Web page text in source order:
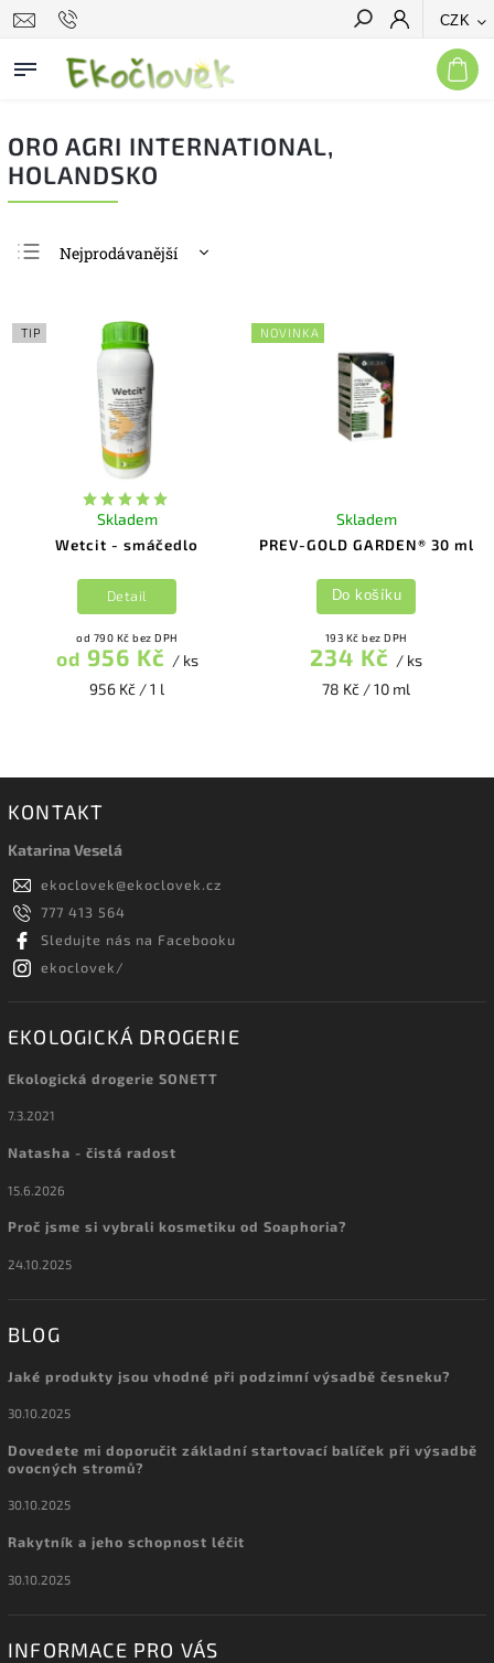
CZK
Hledat
ORO AGRI INTERNATIONAL,
HOLANDSKO
Nejprodávanější
Nejdražší
Abecedně
TIP
Wetcit - smáčedlo
Skladem
od 790 Kč bez DPH
od 956 Kč / ks
956 Kč / 1 l
Detail
NOVINKA
PREV-GOLD GARDEN® 30 ml
Skladem
193 Kč bez DPH
234 Kč / ks
78 Kč / 10 ml
Do košíku
KONTAKT
Katarina Veselá
ekoclovek@ekoclovek.cz
777 413 564
Sledujte nás na Facebooku
ekoclovek/
EKOLOGICKÁ DROGERIE
Ekologická drogerie SONETT
7.3.2021
Natasha - čistá radost
15.6.2026
Proč jsme si vybrali kosmetiku od Soaphoria?
24.10.2025
BLOG
Jaké produkty jsou vhodné při podzimní výsadbě česneku?
30.10.2025
Dovedete mi doporučit základní startovací balíček při výsadbě
ovocných stromů?
30.10.2025
Rakytník a jeho schopnost léčit
30.10.2025
INFORMACE PRO VÁS